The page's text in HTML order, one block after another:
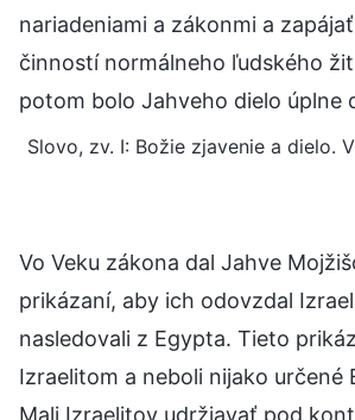
nariadeniami a zákonmi a
činností normálneho ľudského
potom bolo Jahveho dielo úplne
Slovo, zv. I: Božie zjavenie a dielo.
Vo Veku zákona dal Jahve
prikázaní, aby ich odovzdal
nasledovali z Egypta. Tieto
Izraelitom a neboli nijako určené
Mali Izraelitov udržiavať pod